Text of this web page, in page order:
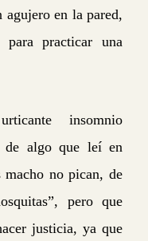
agujero en la pared,
practicar una
insomnio
de algo que leí en
no pican, de
pero que
justicia, ya que